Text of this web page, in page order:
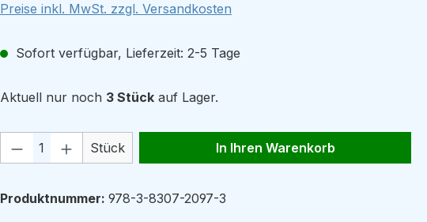
Preise inkl. MwSt. zzgl. Versandkosten
Sofort verfügbar, Lieferzeit: 2-5 Tage
Aktuell nur noch 3 Stück auf Lager.
Produkt Anzahl: Gib den gewünschten Wert
Stück In Ihren Warenkorb
Produktnummer: 978-3-8307-2097-3